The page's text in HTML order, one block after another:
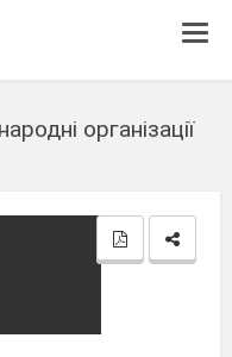
організації